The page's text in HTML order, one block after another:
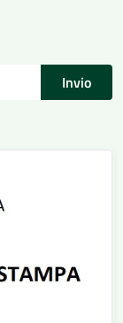
Invio